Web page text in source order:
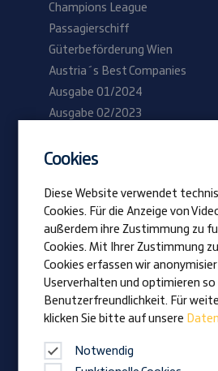
Champions League
Passagierschiff
Güterbeförderung Wien
Austria´s Best Companies
Ausgabe 01/2024
Ausgabe 02/2023
Be Prangl
Lehrlinge
Auszeichnungen
Familienunternehmen
News
Firmenmagazin
Cookies
Diese Website verwendet
Cookies. Für die Anzeige von
außerdem ihre Zustimmung zu
Cookies. Mit Ihrer Zustimmung
Cookies erfassen wir
Userverhalten und optimieren so
Benutzerfreundlichkeit. Für
klicken Sie bitte auf unsere
Notwendig